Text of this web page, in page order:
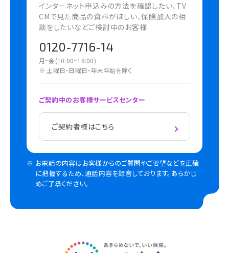
インターネット申込みの方法を確認したい、TV
CMで見た商品の資料がほしい、保険加入の相
談をしたいなどご検討中のお客様
0120-7716-14
月~金(10:00~18:00)
※ 土曜日・日曜日・年末年始を除く
ご契約中のお客様サービスセンター
ご契約者様はこちら
お電話の内容はお客様からのご質問やご要望などを正確
に把握するため、通話内容を録音しております。あらかじ
めご了承ください。